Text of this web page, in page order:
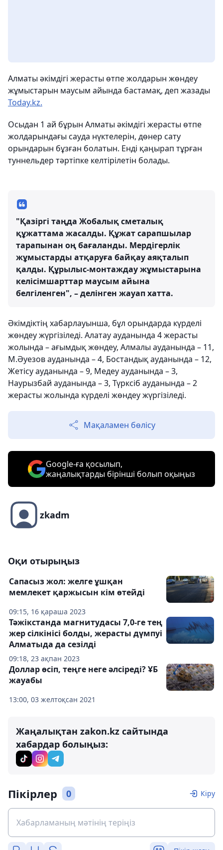
Алматы әкімдігі жерасты өтпе жолдарын жөндеу
жұмыстарын маусым айында бастамақ, деп жазады
Today.kz.
Осыдан 1 ай бұрын Алматы әкімдігі жерасты өтпе
жолдарындағы сауда нүктелерін, дөнер сату
орындарын бұзған болатын. Енді қаңырап тұрған
туннельдер тәртіпке келтірілетін болады.
"Қазіргі таңда Жобалық сметалық
құжаттама жасалды. Құжат сарапшылар
тарапынан оң бағаланды. Мердігерлік
жұмыстарды атқаруға байқау аяқталып
қалды. Құрылыс-монтаждау жұмыстарына
келісімшарттар маусым айына
белгіленген", – делінген жауап хатта.
Әкімдіктің хабарлауынша, бұл орындарда күрделі
жөндеу жүргізіледі. Алатау ауданында 4 жерасты
жолында – ағымдық жөндеу, Алмалы ауданында – 11,
М.Әуезов ауданында – 4, Бостандық ауданында – 12,
Жетісу ауданында – 9, Медеу ауданында – 3,
Наурызбай ауданында – 3, Түрксіб ауданында – 2
жерасты жолында күрделі жөндеу жүргізіледі.
Мақаламен бөлісу
Google-ға қосылып,
жаңалықтарды бірінші болып оқыңыз
zkadm
Оқи отырыңыз
09:15, 16 қараша 2023
Сапасыз жол: желге ұшқан
мемлекет қаржысын кім өтейді
09:18, 23 ақпан 2023
Тәжікстанда магнитудасы 7,0-ге тең
жер сілкінісі болды, жерасты дүмпуі
Алматыда да сезілді
13:00, 03 желтоқсан 2021
Доллар өсіп, теңге неге әлсіреді? ҰБ
жауабы
Жаңалықтан zakon.kz сайтында
хабардар болыңыз:
Пікірлер 0 Кіру